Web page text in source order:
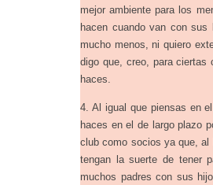
mejor ambiente para los
hacen cuando van con
mucho menos, ni quiero
digo que, creo, para ciertas
haces.
4. Al igual que piensas en
haces en el de largo plazo
club como socios ya que, al
tengan la suerte de tener
muchos padres con sus